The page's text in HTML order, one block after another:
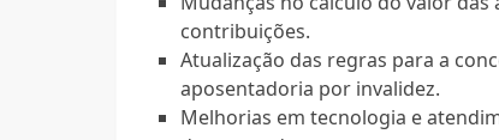
contribuições.
Atualização das regras para a
aposentadoria por invalidez.
Melhorias em tecnologia e